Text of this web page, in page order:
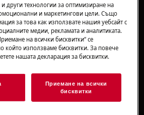
HAZARD
children under 3 years. Keep
use or install the product.
други технологии за оптимизиране на
и маркетингови цели. Също
за това как използвате нашия уебсайт с
медии, рекламата и аналитиката.
на всички бисквитки“ се
който използваме бисквитки. За повече
нашата декларация за бисквитки.
Приемане на всички
бисквитки